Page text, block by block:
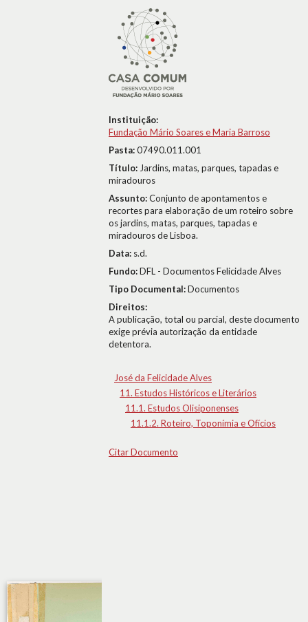
Instituição:
Fundação Mário Soares e Maria Barroso
Pasta:07490.011.001
Título: Jardins, matas, parques, tapadas e
miradouros
Assunto:Conjunto de apontamentos e
recortes para elaboração de um roteiro sobre
os jardins, matas, parques, tapadas e
miradouros de Lisboa.
Data: s.d.
Fundo:DFL - Documentos Felicidade Alves
Tipo Documental:Documentos
Direitos:
A publicação, total ou parcial, deste documento
exige prévia autorização da entidade
detentora.
José da Felicidade Alves
11. Estudos Históricos e Literários
11.1. Estudos Olisiponenses
11.1.2. Roteiro, Toponímia e Ofícios
Citar Documento